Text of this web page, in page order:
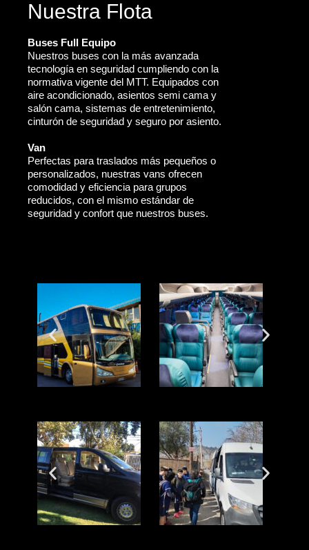
Nuestra Flota
Buses Full Equipo
Nuestros buses con la más avanzada
tecnología en seguridad cumpliendo con la
normativa vigente del MTT. Equipados con
aire acondicionado, asientos semi cama y
salón cama, sistemas de entretenimiento,
cinturón de seguridad y seguro por asiento.
Van
Perfectas para traslados más pequeños o
personalizados, nuestras vans ofrecen
comodidad y eficiencia para grupos
reducidos, con el mismo estándar de
seguridad y confort que nuestros buses.